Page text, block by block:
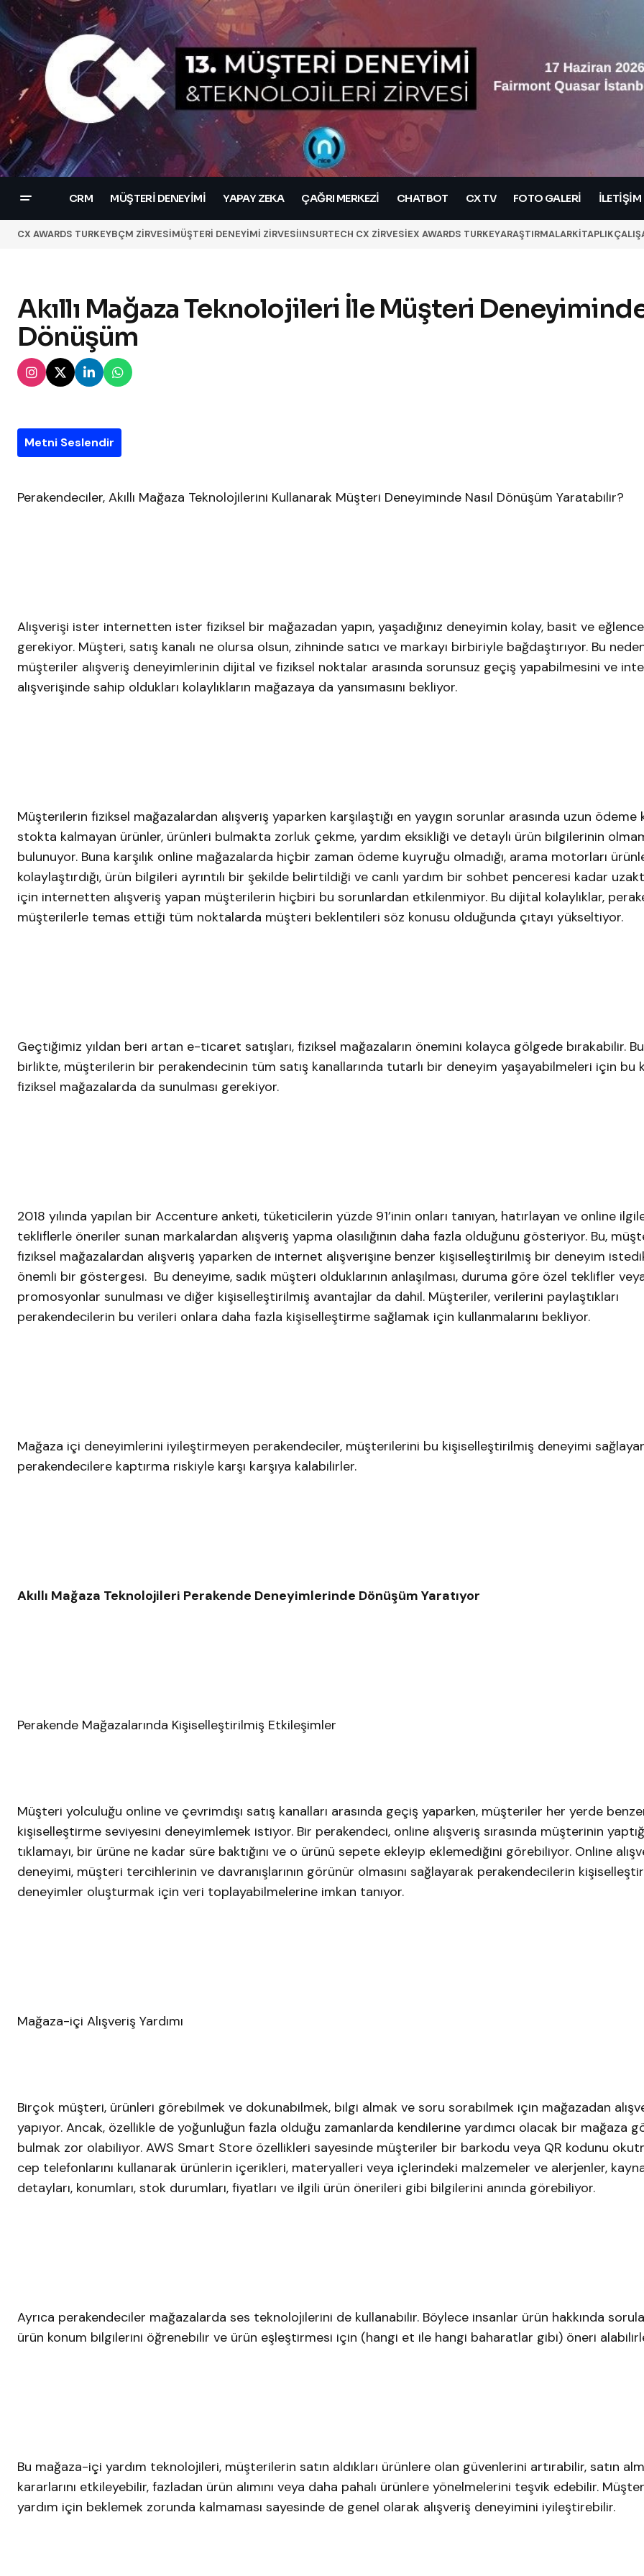
CRM MÜŞTERI DENEYIMI YAPAY ZEKA ÇAĞRI MERKEZI CHATBOT CX TV FOTO GALERİ İLETIŞIM
CX AWARDS TURKEYBÇM ZİRVESİMÜŞTERİ DENEYİMİ ZİRVESİINSURTECH CX ZİRVESİEX AWARDS TURKEYARAŞTIRMALARKİTAPLIK
Akıllı Mağaza Teknolojileri İle Müşteri
Dönüşüm
Metni Seslendir
Perakendeciler, Akıllı Mağaza Teknolojilerini Kullanarak Müşteri Deneyiminde Nasıl Dönüşüm Yaratabilir?
Alışverişi ister internetten ister fiziksel bir mağazadan yapın, yaşadığınız deneyimin kolay, basit ve
gerekiyor. Müşteri, satış kanalı ne olursa olsun, zihninde satıcı ve markayı birbiriyle bağdaştırıyor. Bu
müşteriler alışveriş deneyimlerinin dijital ve fiziksel noktalar arasında sorunsuz geçiş yapabilmesini ve
alışverişinde sahip oldukları kolaylıkların mağazaya da yansımasını bekliyor.
Müşterilerin fiziksel mağazalardan alışveriş yaparken karşılaştığı en yaygın sorunlar arasında uzun ödeme
stokta kalmayan ürünler, ürünleri bulmakta zorluk çekme, yardım eksikliği ve detaylı ürün bilgilerinin
bulunuyor. Buna karşılık online mağazalarda hiçbir zaman ödeme kuyruğu olmadığı, arama motorları
kolaylaştırdığı, ürün bilgileri ayrıntılı bir şekilde belirtildiği ve canlı yardım bir sohbet penceresi kadar
için internetten alışveriş yapan müşterilerin hiçbiri bu sorunlardan etkilenmiyor. Bu dijital kolaylıklar,
müşterilerle temas ettiği tüm noktalarda müşteri beklentileri söz konusu olduğunda çıtayı yükseltiyor.
Geçtiğimiz yıldan beri artan e-ticaret satışları, fiziksel mağazaların önemini kolayca gölgede bırakabilir.
birlikte, müşterilerin bir perakendecinin tüm satış kanallarında tutarlı bir deneyim yaşayabilmeleri için bu
fiziksel mağazalarda da sunulması gerekiyor.
2018 yılında yapılan bir Accenture anketi, tüketicilerin yüzde 91’inin onları tanıyan, hatırlayan ve online
tekliflerle öneriler sunan markalardan alışveriş yapma olasılığının daha fazla olduğunu gösteriyor. Bu,
fiziksel mağazalardan alışveriş yaparken de internet alışverişine benzer kişiselleştirilmiş bir deneyim
önemli bir göstergesi. Bu deneyime, sadık müşteri olduklarının anlaşılması, duruma göre özel teklifler
promosyonlar sunulması ve diğer kişiselleştirilmiş avantajlar da dahil. Müşteriler, verilerini paylaştıkları
perakendecilerin bu verileri onlara daha fazla kişiselleştirme sağlamak için kullanmalarını bekliyor.
Mağaza içi deneyimlerini iyileştirmeyen perakendeciler, müşterilerini bu kişiselleştirilmiş deneyimi
perakendecilere kaptırma riskiyle karşı karşıya kalabilirler.
Akıllı Mağaza Teknolojileri Perakende Deneyimlerinde Dönüşüm Yaratıyor
Perakende Mağazalarında Kişiselleştirilmiş Etkileşimler
Müşteri yolculuğu online ve çevrimdışı satış kanalları arasında geçiş yaparken, müşteriler her yerde
kişiselleştirme seviyesini deneyimlemek istiyor. Bir perakendeci, online alışveriş sırasında müşterinin
tıklamayı, bir ürüne ne kadar süre baktığını ve o ürünü sepete ekleyip eklemediğini görebiliyor. Online
deneyimi, müşteri tercihlerinin ve davranışlarının görünür olmasını sağlayarak perakendecilerin
deneyimler oluşturmak için veri toplayabilmelerine imkan tanıyor.
Mağaza-içi Alışveriş Yardımı
Birçok müşteri, ürünleri görebilmek ve dokunabilmek, bilgi almak ve soru sorabilmek için mağazadan
yapıyor. Ancak, özellikle de yoğunluğun fazla olduğu zamanlarda kendilerine yardımcı olacak bir mağaza
bulmak zor olabiliyor. AWS Smart Store özellikleri sayesinde müşteriler bir barkodu veya QR kodunu
cep telefonlarını kullanarak ürünlerin içerikleri, materyalleri veya içlerindeki malzemeler ve alerjenler,
detayları, konumları, stok durumları, fiyatları ve ilgili ürün önerileri gibi bilgilerini anında görebiliyor.
Ayrıca perakendeciler mağazalarda ses teknolojilerini de kullanabilir. Böylece insanlar ürün hakkında
ürün konum bilgilerini öğrenebilir ve ürün eşleştirmesi için (hangi et ile hangi baharatlar gibi) öneri
Bu mağaza-içi yardım teknolojileri, müşterilerin satın aldıkları ürünlere olan güvenlerini artırabilir, satın
kararlarını etkileyebilir, fazladan ürün alımını veya daha pahalı ürünlere yönelmelerini teşvik edebilir.
yardım için beklemek zorunda kalmaması sayesinde de genel olarak alışveriş deneyimini iyileştirebilir.